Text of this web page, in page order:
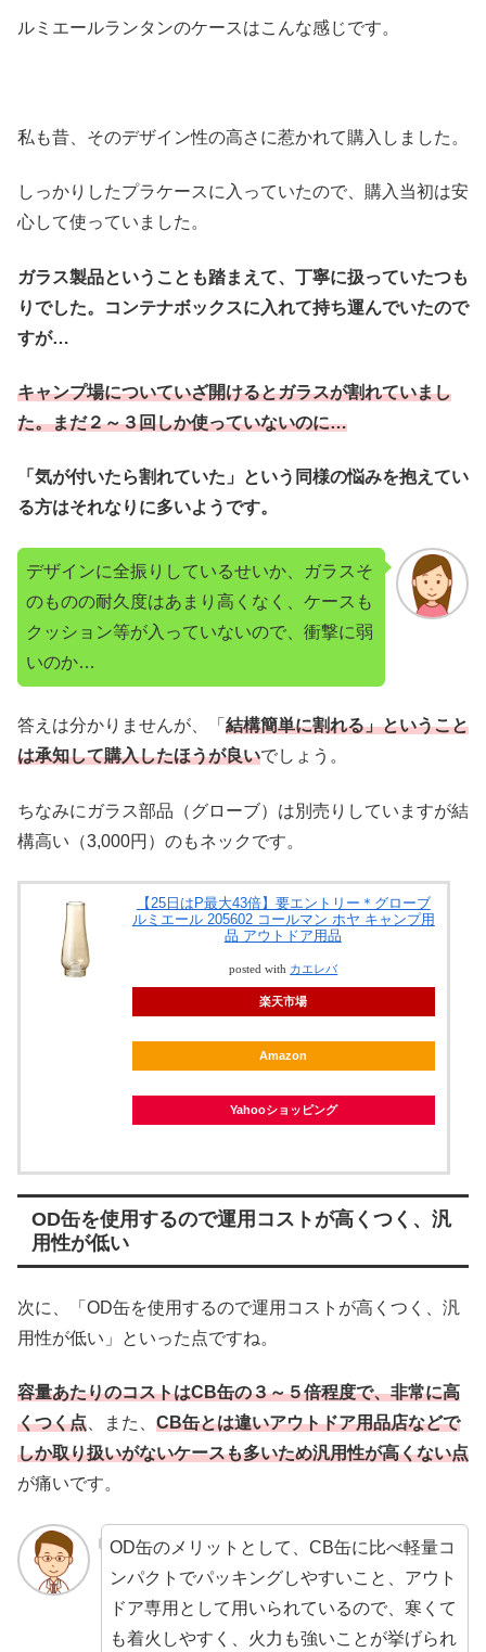
ルミエールランタンのケースはこんな感じです。
私も昔、そのデザイン性の高さに惹かれて購入しました。
しっかりしたプラケースに入っていたので、購入当初は安
心して使っていました。
ガラス製品ということも踏まえて、丁寧に扱っていたつも
りでした。コンテナボックスに入れて持ち運んでいたので
すが…
キャンプ場についていざ開けるとガラスが割れていまし
た。まだ２～３回しか使っていないのに…
「気が付いたら割れていた」という同様の悩みを抱えてい
る方はそれなりに多いようです。
デザインに全振りしているせいか、ガラスそ
のものの耐久度はあまり高くなく、ケースも
クッション等が入っていないので、衝撃に弱
いのか…
答えは分かりませんが、「 結構簡単に割れる」ということ
は承知して購入したほうが良いでしょう。
ちなみにガラス部品（グローブ）は別売りしていますが結
構高い（3,000円）のもネックです。
【25日はP最大43倍】要エントリー＊グローブ
ルミエール 205602 コールマン ホヤ キャンプ用
品 アウトドア用品
posted with カエレバ
楽天市場
Amazon
Yahooショッピング
OD缶を使用するので運用コストが高くつく、汎
用性が低い
次に、「OD缶を使用するので運用コストが高くつく、汎
用性が低い」といった点ですね。
容量あたりのコストはCB缶の３～５倍程度で、非常に高
くつく点 、また、 CB缶とは違いアウトドア用品店などで
しか取り扱いがないケースも多いため汎用性が高くない点
が痛いです。
OD缶のメリットとして、CB缶に比べ軽量コ
ンパクトでパッキングしやすいこと、アウト
ドア専用として用いられているので、寒くて
も着火しやすく、火力も強いことが挙げられ